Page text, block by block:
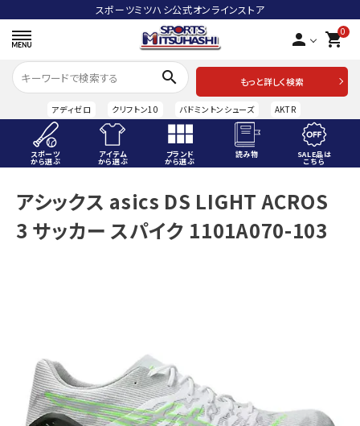
スポーツミツハシ公式オンラインストア
person 0
shopping_cart
search
もっと詳しく検索
アディゼロ クリフトン10 バドミントンシューズ AKTR
スポーツ
から選ぶ
アイテム
から選ぶ
ブランド
から選ぶ
読み物 SALE品は
こちら
ACCOUNT MENU
ようこそ ゲスト 様
ブランドから選ぶ
SALE品はこちら
アシックス asics DS LIGHT ACROS
3 サッカー スパイク 1101A070-103